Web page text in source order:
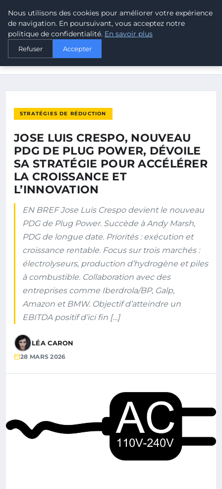
MALTA CLIMATE
ACCUEIL
JOSE LUIS CRESPO, NOUVEAU PDG DE PLUG POWER, DÉVOILE
STRATÉGIES DE RÉDUCTION
JOSE LUIS CRESPO, NOUVEAU
PDG DE PLUG POWER, DÉVOILE
SA STRATÉGIE POUR ACCÉLÉRER
LA CROISSANCE ET
L’INNOVATION
EN BREF Jose Luis Crespo devient le nouveau
PDG de Plug Power. Succède à Andy Marsh,
PDG de longue date. Priorités : exécution et
croissance rentable. Focus sur trois marchés :
électrolyseurs, production d’hydrogène et piles
à combustible. Collaboration avec des
entreprises comme Iberdrola/BP, Galp,
Amazon et BMW. Objectif d’atteindre un
EBITDA positif d’ici fin […]
LÉA CARON
28 MARS 2026
Nous utilisons des cookies pour améliorer votre expérience
de navigation. En poursuivant, vous acceptez notre
politique de confidentialité. En savoir plus
Refuser Accepter